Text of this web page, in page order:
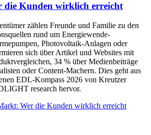
Kunden wirklich erreicht
zählen Freunde und Familie zu den
rund um Energiewende-
Photovoltaik-Anlagen oder
sich über Artikel und Websites mit
34 % über Medienbeiträge
oder Content-Machern. Dies geht aus
EDL-Kompass 2026 von Kreutzer
research hervor.
Wer die Kunden wirklich erreicht